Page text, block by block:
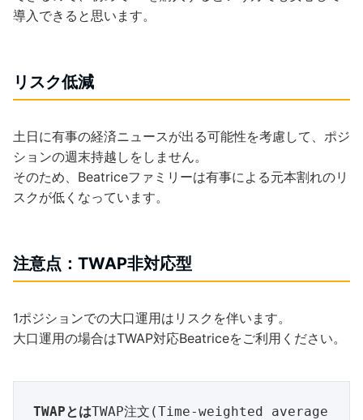
導入できると思います。
リスク低減
土日に有事の経済ニュースが出る可能性を考慮して、ポジ
ションの週末持越しをしません。
そのため、Beatriceファミリーは有事による元本割れのリ
スクが低くなっています。
注意点：TWAP非対応型
1ポジションでの大口運用はリスクを伴います。
大口運用の場合はTWAP対応Beatriceをご利用ください。
TWAPとはTWAP注文(Time-weighted average